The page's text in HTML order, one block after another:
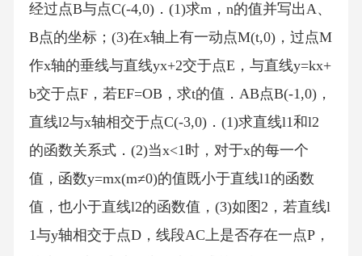
经过点B与点C(-4,0)．(1)求m，n的值并写出A、
B点的坐标；(3)在x轴上有一动点M(t,0)，过点M
作x轴的垂线与直线yx+2交于点E，与直线y=kx+
b交于点F，若EF=OB，求t的值．AB点B(-1,0)，
直线l2与x轴相交于点C(-3,0)．(1)求直线l1和l2
的函数关系式．(2)当x<1时，对于x的每一个
值，函数y=mx(m≠0)的值既小于直线l1的函数
值，也小于直线l2的函数值，(3)如图2，若直线l
1与y轴相交于点D，线段AC上是否存在一点P，